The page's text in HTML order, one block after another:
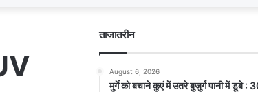
ताजातरीन
August 6, 2026
मुर्गे को बचाने कुएं में उतरे बुजुर्ग पानी में डूबे